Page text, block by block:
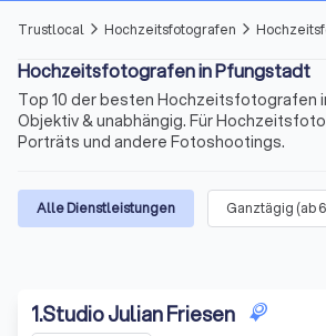
Trustlocal arrow_forward_ios Hochzeitsfotografen arrow_forward_ios
Hochzeitsfotografen in Pfungstadt
Top 10 der besten Hochzeitsfotografen
Objektiv & unabhängig. Für
Porträts und andere Fotoshootings.
Alle Dienstleistungen Ganztägig (ab
1.Studio Julian Friesen